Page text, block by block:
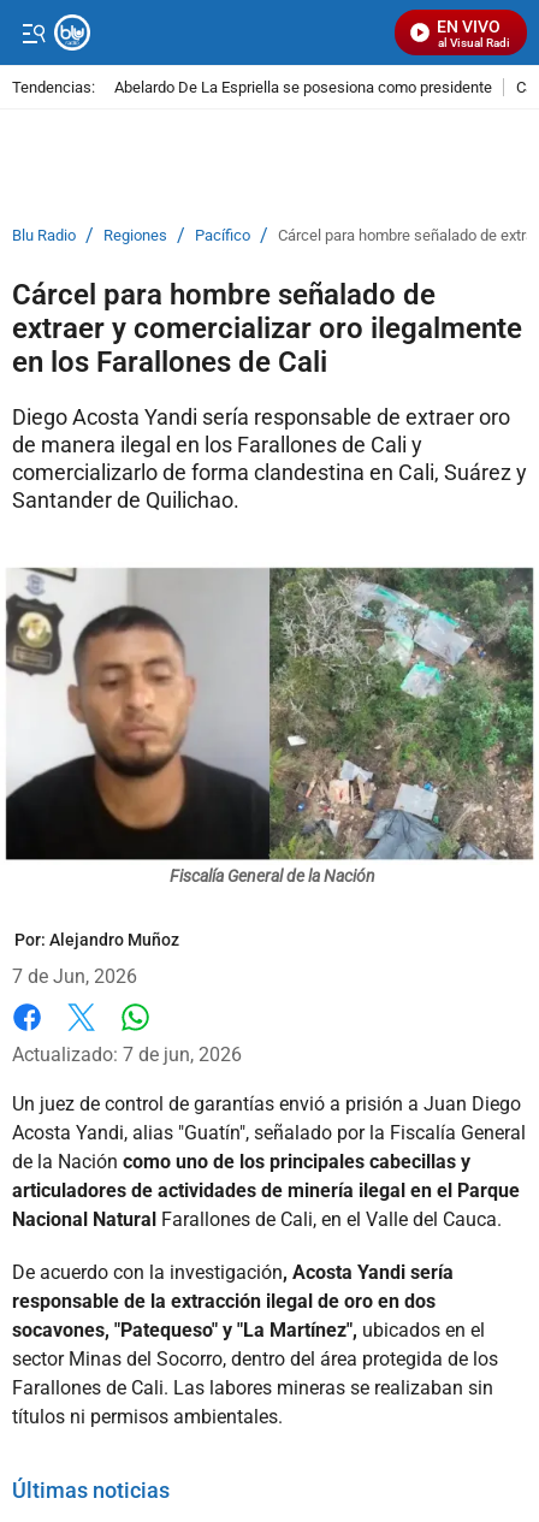
EN VIVO
Señal Visual Radio
Tendencias: Abelardo De La Espriella se posesiona como presidente
Blu Radio / Regiones / Pacífico / Cárcel para hombre señalado de
Cárcel para hombre señalado de
extraer y comercializar oro ilegalmente
en los Farallones de Cali
Diego Acosta Yandi sería responsable de extraer oro
de manera ilegal en los Farallones de Cali y
comercializarlo de forma clandestina en Cali, Suárez y
Santander de Quilichao.
Fiscalía General de la Nación
Por: Alejandro Muñoz
7 de Jun, 2026
Facebook
X
Actualizado: 7 de jun, 2026
Un juez de control de garantías envió a prisión a Juan Diego
Acosta Yandi, alias "Guatín", señalado por la Fiscalía General
de la Nación como uno de los principales cabecillas y
articuladores de actividades de minería ilegal en el Parque
Nacional Natural Farallones de Cali, en el Valle del Cauca.
De acuerdo con la investigación, Acosta Yandi sería
responsable de la extracción ilegal de oro en dos
socavones, "Patequeso" y "La Martínez", ubicados en el
sector Minas del Socorro, dentro del área protegida de los
Farallones de Cali. Las labores mineras se realizaban sin
títulos ni permisos ambientales.
Últimas noticias